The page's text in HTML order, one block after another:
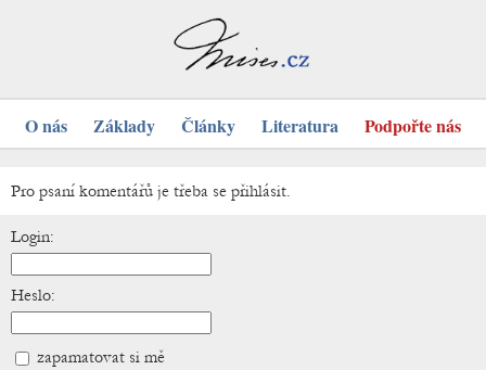
O nás Základy Články Literatura Podpořte nás
Pro psaní komentářů je třeba se přihlásit.
Login:
Heslo:
zapamatovat si mě